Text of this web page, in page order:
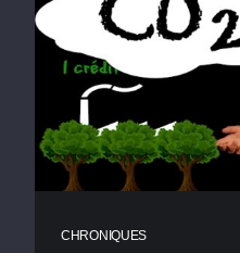
CHRONIQUES